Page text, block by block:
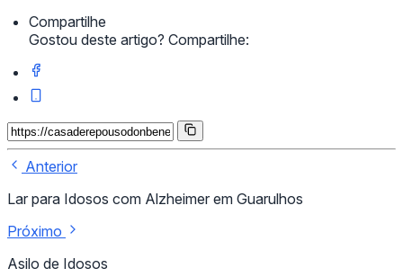
Compartilhe
Gostou deste artigo? Compartilhe:
Anterior
Lar para Idosos com Alzheimer em Guarulhos
Próximo
Asilo de Idosos